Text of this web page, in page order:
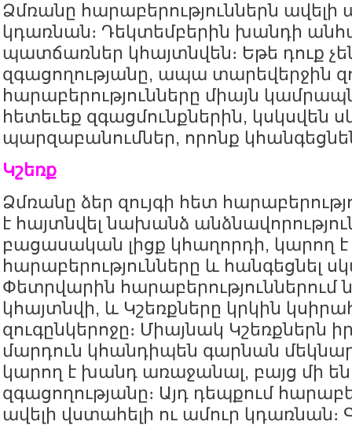
Ձմռանը հարաբերություններն ավելի
կդառնան։ Դեկտեմբերին խանդի
պատճառներ կհայտնվեն։ Եթե դուք
զգացողությանը, ապա տարեվերջին
հարաբերությունները միայն
հետեւեք զգացմունքներին, կսկսվեն
պարզաբանումներ, որոնք
Կշեռք
Ձմռանը ձեր զույգի հետ
է հայտնվել նախանձ
բացասական լիցք կհաղորդի, կարող է
հարաբերությունները և հանգեցնել
Փետրվարին հարաբերություններում
կհայտնվի, և Կշեռքները կրկին
զուգընկերոջը։ Միայնակ Կշեռքներն
մարդուն կհանդիպեն գարնան
կարող է խանդ առաջանալ, բայց մի
զգացողությանը։ Այդ դեպքում
ավելի վստահելի ու ամուր